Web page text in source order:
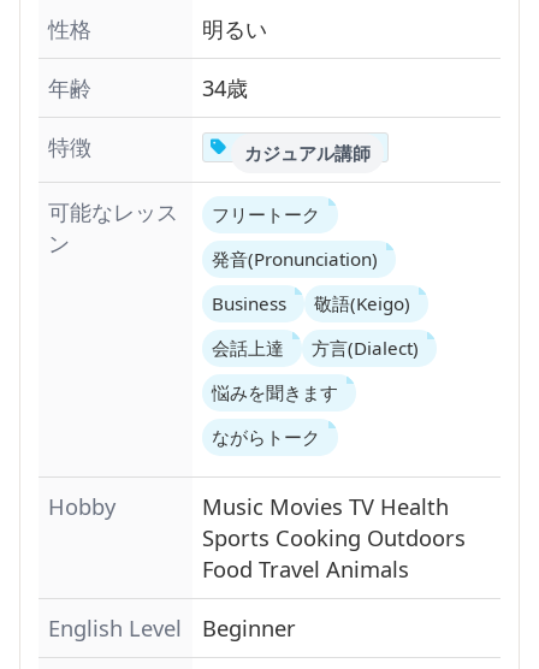
性格
明るい
年齢
34歳
特徴
カジュアル講師
可能なレッス
ン
フリートーク
発音(Pronunciation)
Business
敬語(Keigo)
会話上達
方言(Dialect)
悩みを聞きます
ながらトーク
Hobby Music Movies TV Health
Sports Cooking Outdoors
Food Travel Animals
English Level
Beginner